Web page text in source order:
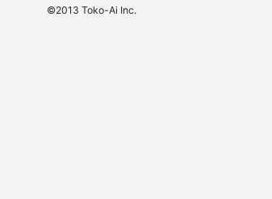
©2013 Toko-Ai Inc.